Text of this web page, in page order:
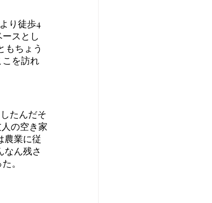
り徒歩4
スとし
もちょう
を訪れ
たんだそ
の空き家
農業に従
なん残さ
。